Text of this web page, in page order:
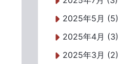
2025年5月 (5)
2025年4月 (3)
2025年3月 (2)